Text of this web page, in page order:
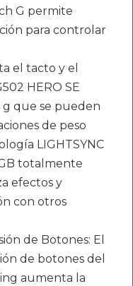
G permite
para controlar
el tacto y el
HERO SE
g que se pueden
de peso
LIGHTSYNC
totalmente
efectos y
con otros
de Botones: El
de botones del
aumenta la